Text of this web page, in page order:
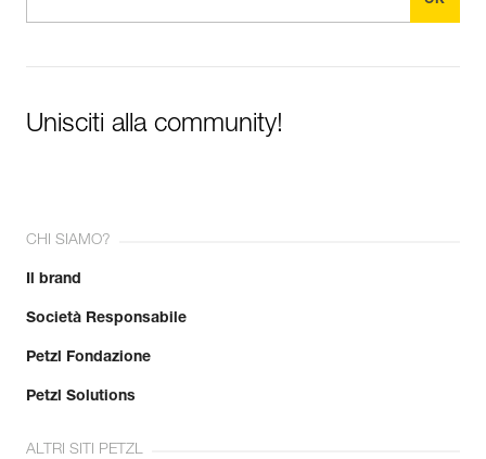
Unisciti alla community!
CHI SIAMO?
Il brand
Società Responsabile
Petzl Fondazione
Petzl Solutions
ALTRI SITI PETZL